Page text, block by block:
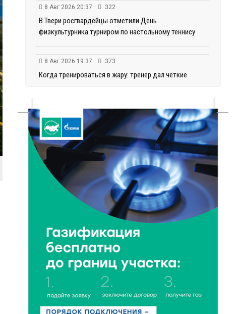
8 Авг 2026 20:37 322
В Твери росгвардейцы отметили День
физкультурника турниром по настольному теннису
8 Авг 2026 19:37 373
Когда тренироваться в жару: тренер дал чёткие
321
Дороги становятся лучше: в Калининском округе
продолжается масштабный ремонт
8 Авг 2026 17:37 616
Защита с первых дней: почему так важна
вакцинация новорождённых
Виталий Королев поздравил ветерана из Твери со
100-летием
8 Авг 2026 16:37 400
20 гектаров под борщевиком: в Вышневолоцком